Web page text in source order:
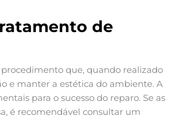
de
que, quando realizado
e manter a estética do ambiente. A
para o sucesso do reparo. Se as
é recomendável consultar um